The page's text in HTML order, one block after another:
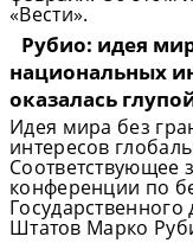
«Вести».
Рубио: идея
национальных
оказалась
Идея мира без
интересов
Соответствующее
конференции по
Штатов Марко